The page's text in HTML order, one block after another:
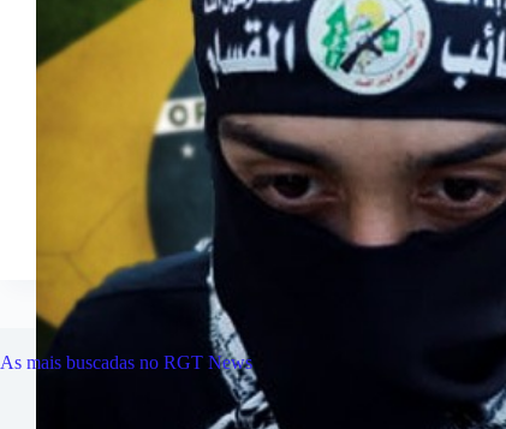
As mais buscadas no RGT News